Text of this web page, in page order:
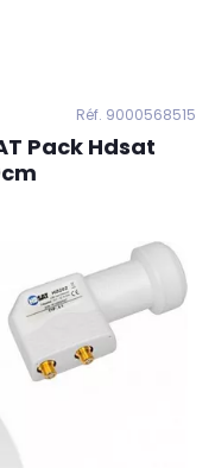
Réf. 9000568515
Pack Hdsat